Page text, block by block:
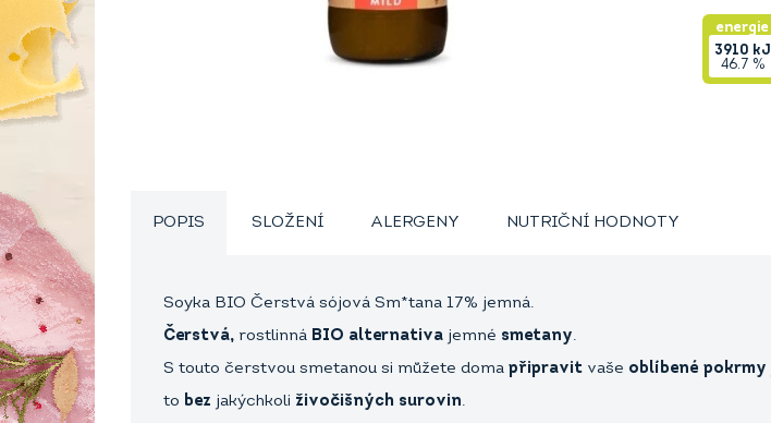
energie
3910 kJ
46.7 %
POPIS SLOŽENÍ ALERGENY NUTRIČNÍ HODNOTY
Soyka BIO Čerstvá sójová Sm*tana 17% jemná.
Čerstvá, rostlinná BIO alternativa jemné smetany.
S touto čerstvou smetanou si můžete doma připravit vaše oblíbené pokrmy
to bez jakýchkoli živočišných surovin.